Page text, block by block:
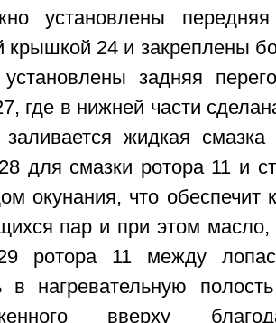
установлены
крышкой 24 и закреплены
задняя
где в нижней части
жидкая
для смазки ротора 11 и
окунания, что обеспечит
пар и при этом
ротора 11 между
в нагревательную
вверху